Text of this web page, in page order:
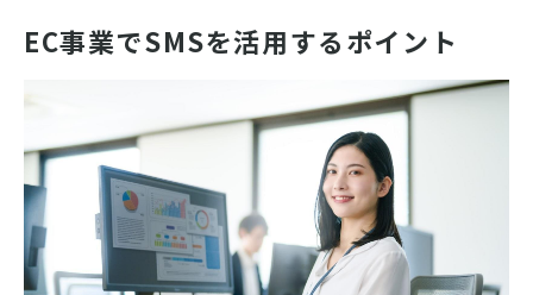
EC事業でSMSを活用するポイント